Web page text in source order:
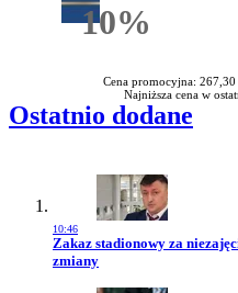
10%Rabatu
Cena promocyjna: 267,30
Najniższa cena w
Ostatnio dodane
10:46
Przejdź do artykułu:
Zakaz stadionowy za
zmiany